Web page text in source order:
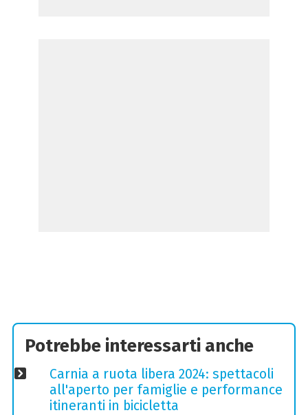
Potrebbe interessarti anche
Carnia a ruota libera 2024: spettacoli
all'aperto per famiglie e performance
itineranti in bicicletta